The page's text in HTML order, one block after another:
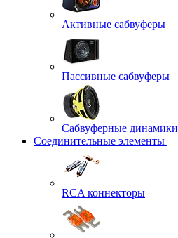
Активные сабвуферы
Пассивные сабвуферы
Сабвуферные динамики
Соединительные элементы
RCA коннекторы